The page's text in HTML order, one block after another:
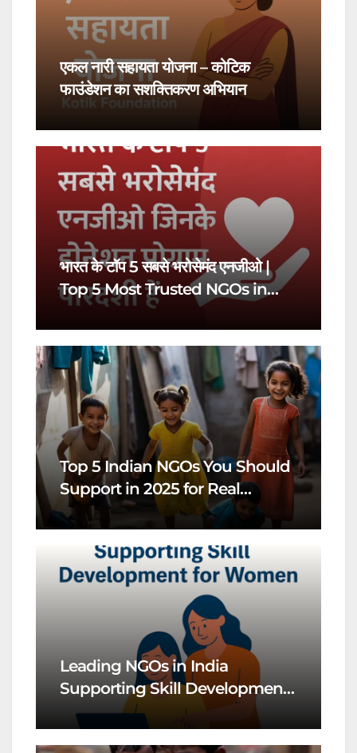
एकल नारी सहायता योजना – कोटिक
फाउंडेशन का सशक्तिकरण अभियान
भारत के टॉप 5 सबसे भरोसेमंद एनजीओ |
Top 5 Most Trusted NGOs in
India
Top 5 Indian NGOs You Should
Support in 2025 for Real
Change
Leading NGOs in India
Supporting Skill Development
for Women